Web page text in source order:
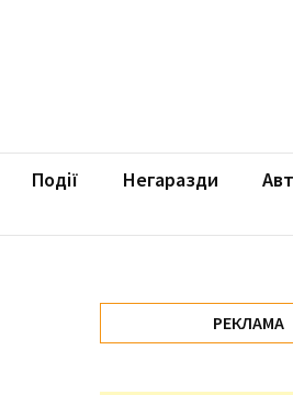
Події Негаразди
РЕКЛАМА